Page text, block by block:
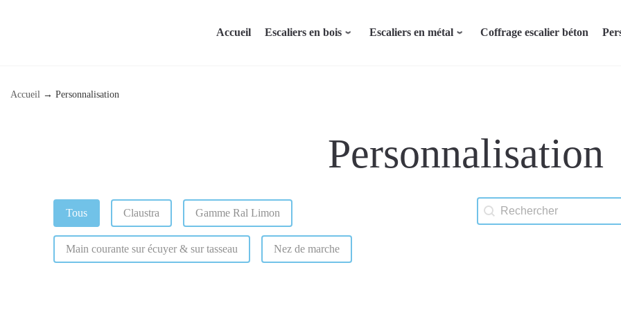
Accueil Escaliers en bois Escaliers en métal Coffrage escalier béton
Accueil → Personnalisation
Personnalisation
Catégorie (Personnalisation)
Tous Claustra Gamme Ral Limon
Main courante sur écuyer & sur tasseau Nez de marche
Rechercher
Rechercher